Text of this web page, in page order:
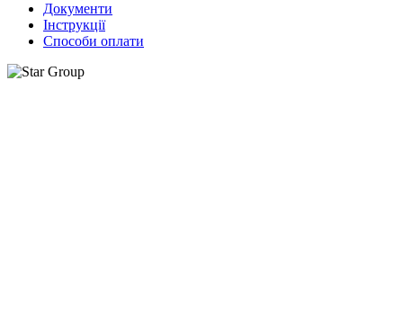
Документи
Інструкції
Способи оплати